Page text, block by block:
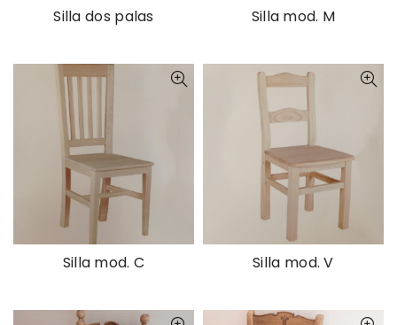
Silla dos palas Silla mod. M
Silla mod. C Silla mod. V